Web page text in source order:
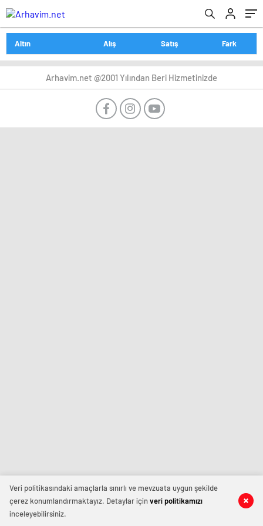
Altın Alış Satış Fark
Arhavim.net @2001 Yılından Beri Hizmetinizde
Veri politikasındaki amaçlarla sınırlı ve mevzuata uygun şekilde
çerez konumlandırmaktayız. Detaylar içinveri politikamızı
inceleyebilirsiniz.